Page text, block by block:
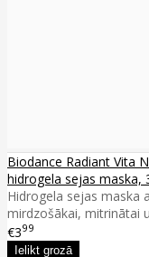
Biodance Radiant Vita
hidrogela sejas maska,
Hidrogela sejas maska
mirdzošākai, mitrinātai
€399